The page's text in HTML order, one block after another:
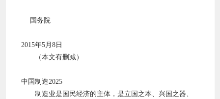
国务院
2015年5月8日
（本文有删减）
中国制造2025
制造业是国民经济的主体，是立国之本、兴国之器、